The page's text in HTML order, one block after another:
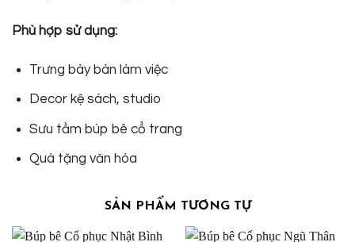
Phù hợp sử dụng:
Trưng bày bàn làm việc
Decor kệ sách, studio
Sưu tầm búp bê cổ trang
Quà tặng văn hóa
SẢN PHẨM TƯƠNG TỰ